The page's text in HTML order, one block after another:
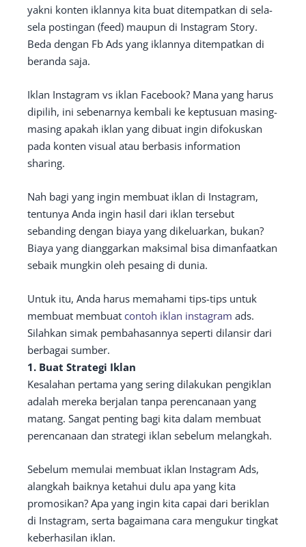
yakni konten iklannya kita buat ditempatkan di sela-
sela postingan (feed) maupun di Instagram Story.
Beda dengan Fb Ads yang iklannya ditempatkan di
beranda saja.
Iklan Instagram vs iklan Facebook? Mana yang harus
dipilih, ini sebenarnya kembali ke keptusuan masing-
masing apakah iklan yang dibuat ingin difokuskan
pada konten visual atau berbasis information
sharing.
Nah bagi yang ingin membuat iklan di Instagram,
tentunya Anda ingin hasil dari iklan tersebut
sebanding dengan biaya yang dikeluarkan, bukan?
Biaya yang dianggarkan maksimal bisa dimanfaatkan
sebaik mungkin oleh pesaing di dunia.
Untuk itu, Anda harus memahami tips-tips untuk
membuat membuat contoh iklan instagram ads.
Silahkan simak pembahasannya seperti dilansir dari
berbagai sumber.
1. Buat Strategi Iklan
Kesalahan pertama yang sering dilakukan pengiklan
adalah mereka berjalan tanpa perencanaan yang
matang. Sangat penting bagi kita dalam membuat
perencanaan dan strategi iklan sebelum melangkah.
Sebelum memulai membuat iklan Instagram Ads,
alangkah baiknya ketahui dulu apa yang kita
promosikan? Apa yang ingin kita capai dari beriklan
di Instagram, serta bagaimana cara mengukur tingkat
keberhasilan iklan.